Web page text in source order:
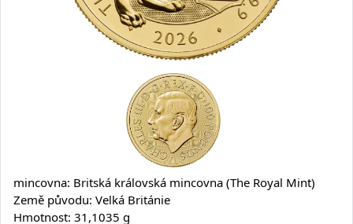
mincovna: Britská královská mincovna (The Royal Mint)
Země původu: Velká Británie
Hmotnost: 31,1035 g